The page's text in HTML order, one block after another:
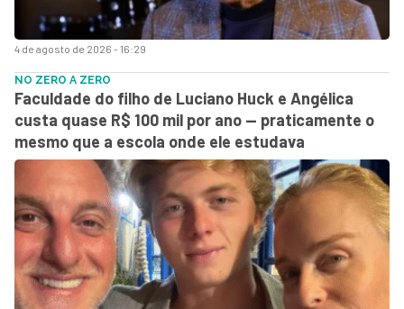
4 de agosto de 2026 - 16:29
NO ZERO A ZERO
Faculdade do filho de Luciano Huck e Angélica
custa quase R$ 100 mil por ano — praticamente o
mesmo que a escola onde ele estudava